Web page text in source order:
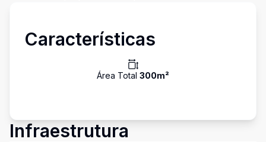
Características
Área Total 300m²
Infraestrutura